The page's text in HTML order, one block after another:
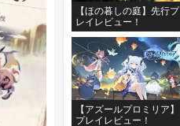
【ほの暮しの庭】先行プ
レイレビュー！
【アズールプロミリア】
プレイレビュー！